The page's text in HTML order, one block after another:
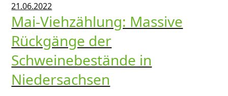
21.06.2022
Mai-Viehzählung: Massive
Rückgänge der
Schweinebestände in
Niedersachsen